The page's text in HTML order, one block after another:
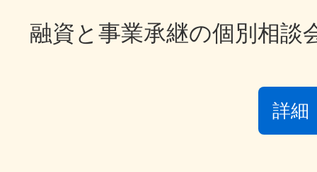
融資と事業承継の個別相談
詳細